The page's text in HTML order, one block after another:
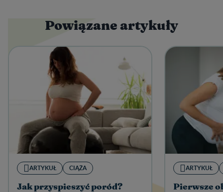
Powiązane artykuły
ARTYKUŁ CIĄŻA
Jak przyspieszyć poród?
ARTYKUŁ
Pierwsze